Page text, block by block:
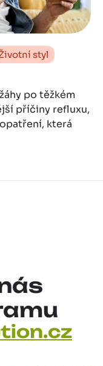
styl
po těžkém
příčiny refluxu,
která